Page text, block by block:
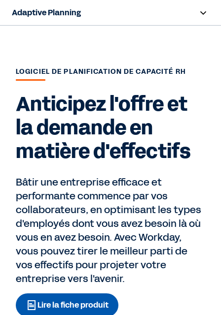
Adaptive Planning
Fonctionnalités
Avantages
Industries
Ressources
Tarification
Demander un essai gratuit
LOGICIEL DE PLANIFICATION DE CAPACITÉ RH
Anticipez l'offre et
la demande en
matière d'effectifs
Bâtir une entreprise efficace et
performante commence par vos
collaborateurs, en optimisant les types
d'employés dont vous avez besoin là où
vous en avez besoin. Avec Workday,
vous pouvez tirer le meilleur parti de
vos effectifs pour projeter votre
entreprise vers l'avenir.
Lire la fiche produit